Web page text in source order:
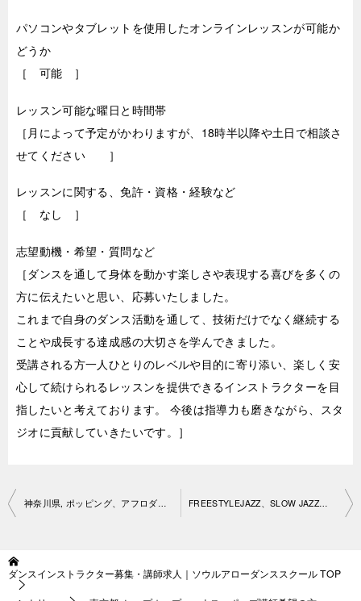
パソコンやタブレットを使用したオンラインレッスンが可能か
どうか
［ 可能 ］
レッスン可能な曜日と時間帯
［月によって予定がかわりますが、18時半以降や土日で相談さ
せてください ］
レッスンに関する、免許・資格・経験など
［ なし ］
志望動機・希望・質問など
［ダンスを通して身体を動かす楽しさや表現する喜びを多くの
方に伝えたいと思い、応募いたしました。
これまで自身のダンス活動を通して、技術だけでなく継続する
ことや成長する達成感の大切さを学んできました。
受講される方一人ひとりのレベルや目的に寄り添い、楽しく安
心して続けられるレッスンを提供できるインストラクターを目
指したいと考えております。 今後は指導力も磨きながら、スタ
ジオに貢献していきたいです。］
投
ナ
ビ
神奈川県, ポッピング、アフロダンス講師希望の方 FREESTYLEJAZZ、SLOW JAZZ、ARMS Control、アイドルダ ンス(女性邦楽、KPOP)
ダンスインストラクター募集・講師求人｜ソウルアローダンススクールTOP